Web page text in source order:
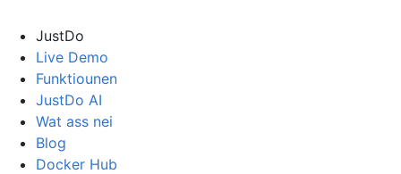
JustDo
Live Demo
Funktiounen
JustDo AI
Wat ass nei
Blog
Docker Hub